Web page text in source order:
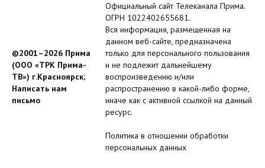
©2001–2026 Прима
(ООО «ТРК Прима-
ТВ») г.Красноярск;
Написать нам
письмо
Официальный сайт Телеканала Прима.
ОГРН 1022402655681.
Вся информация, размещенная на
данном веб-сайте, предназначена
только для персонального пользования
и не подлежит дальнейшему
воспроизведению и/или
распространению в какой-либо форме,
иначе как с активной ссылкой на данный
ресурс.
Политика в отношении обработки
персональных данных